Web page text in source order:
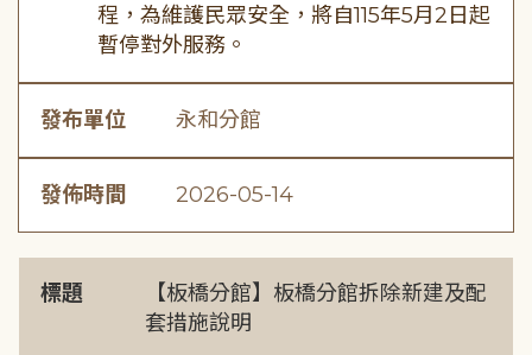
程，為維護民眾安全，將自115年5月2日起
暫停對外服務。
發布單位 永和分館
發佈時間 2026-05-14
標題
【板橋分館】板橋分館拆除新建及配
套措施說明